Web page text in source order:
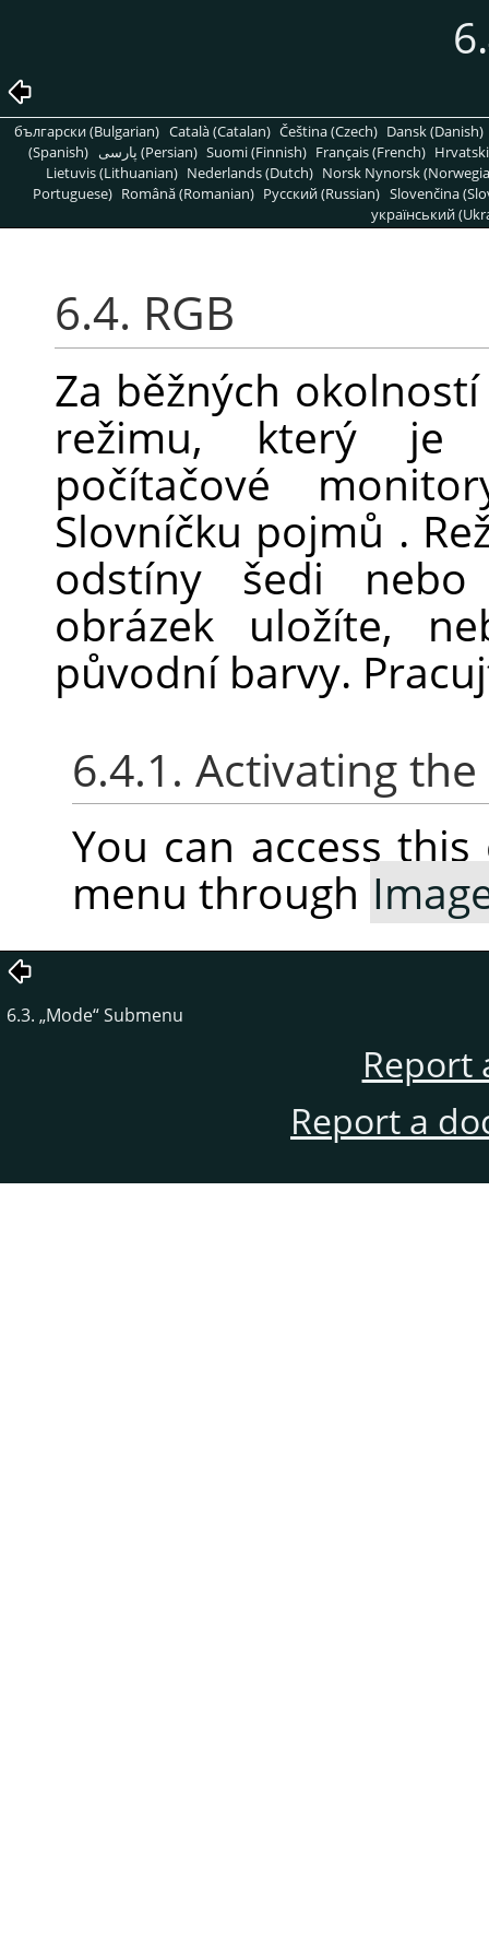
български (Bulgarian) Català (Catalan) Čeština (Czech) Dansk (Danish)
(Spanish)
پارسی (Persian) Suomi (Finnish) Français (French)
Lietuvis (Lithuanian) Nederlands (Dutch) Norsk Nynorsk
Portuguese) Română (Romanian) Pусский (Russian) Slovenčina
український
6.4. RGB
Za běžných
režimu, který je
počítačové
Slovníčku pojmů .
odstíny šedi
obrázek uložíte,
původní barvy.
6.4.1. Activating
You can access
menu through
6.3. „Mode“Submenu
Report
Report a